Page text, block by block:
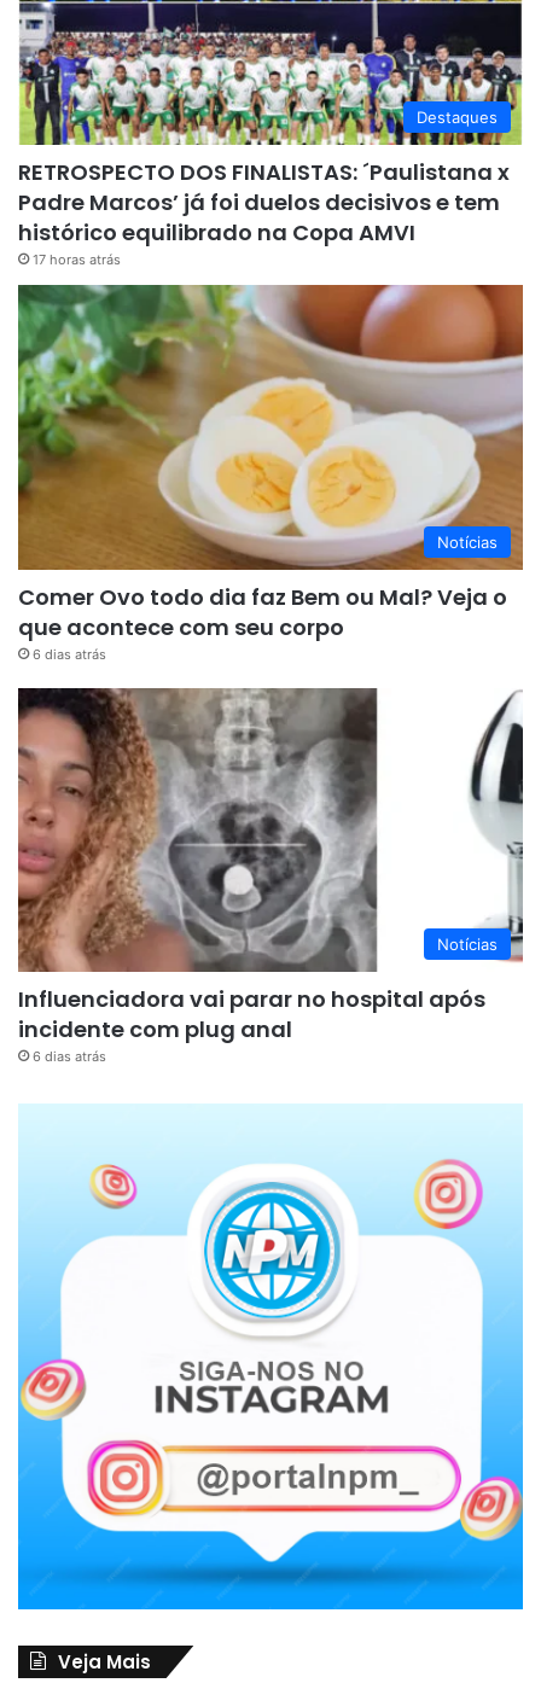
Destaques
RETROSPECTO DOS FINALISTAS: ´Paulistana x
Padre Marcos’ já foi duelos decisivos e tem
histórico equilibrado na Copa AMVI
17 horas atrás
Notícias
Comer Ovo todo dia faz Bem ou Mal? Veja o
que acontece com seu corpo
6 dias atrás
Notícias
Influenciadora vai parar no hospital após
incidente com plug anal
6 dias atrás
Veja Mais